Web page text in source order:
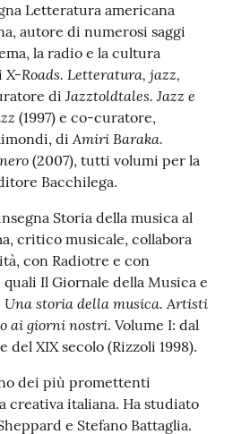
Letteratura americana
autore di numerosi saggi
la radio e la cultura
X-Roads. Letteratura, jazz,
di Jazztoldtales. Jazz e
(1997) e co-curatore,
diAmiri Baraka.
(2007), tutti volumi per la
Bacchilega.
Storia della musica al
critico musicale, collabora
con Radiotre e con
Il Giornale della Musica e
Una storia della musica. Artisti
ai giorni nostri. Volume I: dal
XIX secolo (Rizzoli 1998).
dei più promettenti
creativa italiana. Ha studiato
e Stefano Battaglia.